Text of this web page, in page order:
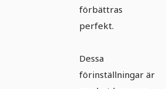
förbättras
perfekt.
Dessa
förinställningar är